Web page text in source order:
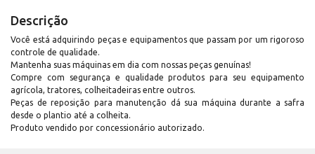
Descrição
Você está adquirindo peças e equipamentos que passam por um rigoroso
controle de qualidade.
Mantenha suas máquinas em dia com nossas peças genuínas!
Compre com segurança e qualidade produtos para seu equipamento
agrícola, tratores, colheitadeiras entre outros.
Peças de reposição para manutenção dá sua máquina durante a safra
desde o plantio até a colheita.
Produto vendido por concessionário autorizado.